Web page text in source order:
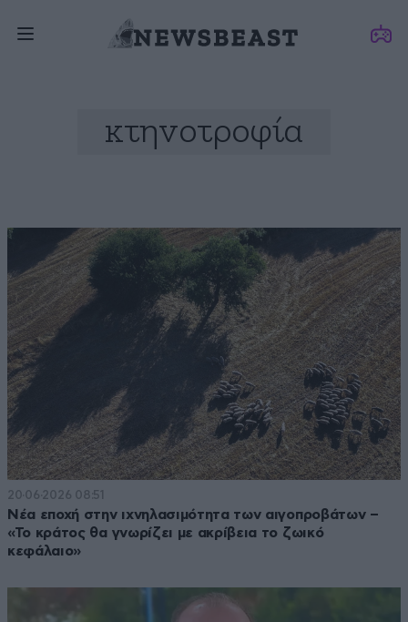
κτηνοτροφία
20·06·2026 08:51
Νέα εποχή στην ιχνηλασιμότητα των αιγοπροβάτων –
«Το κράτος θα γνωρίζει με ακρίβεια το ζωικό
κεφάλαιο»